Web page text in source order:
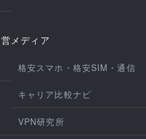
メディア
格安スマホ・格安SIM・通信
キャリア比較ナビ
VPN研究所